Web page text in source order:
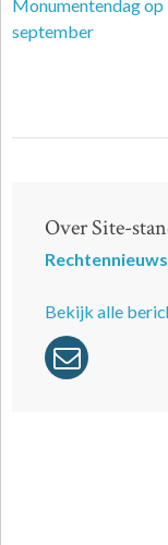
Monumentendag op
september
Over Site-
Bekijk alle